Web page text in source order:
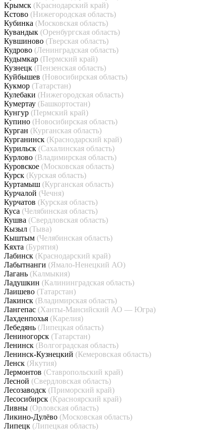
Крымск (Краснодарский край)
Кстово (Нижегородская область)
Кубинка (Московская область)
Кувандык (Оренбургская область)
Кувшиново (Тверская область)
Кудрово (Ленинградская область)
Кудымкар (Пермский край)
Кузнецк (Пензенская область)
Куйбышев (Новосибирская область)
Кукмор (Татарстан)
Кулебаки (Нижегородская область)
Кумертау (Башкортостан)
Кунгур (Пермский край)
Купино (Новосибирская область)
Курган (Курганская область)
Курганинск (Краснодарский край)
Курильск (Сахалинская область)
Курлово (Владимирская область)
Куровское (Московская область)
Курск (Курская область)
Куртамыш (Курганская область)
Курчалой (Чечня)
Курчатов (Курская область)
Куса (Челябинская область)
Кушва (Свердловская область)
Кызыл (Тыва)
Кыштым (Челябинская область)
Кяхта (Бурятия)
Лабинск (Краснодарский край)
Лабытнанги (Ямало-Ненецкий АО)
Лагань (Калмыкия)
Ладушкин (Калининградская область)
Лаишево (Татарстан)
Лакинск (Владимирская область)
Лангепас (Ханты-Мансийский АО — Югра)
Лахденпохья (Карелия)
Лебедянь (Липецкая область)
Лениногорск (Татарстан)
Ленинск (Волгоградская область)
Ленинск-Кузнецкий (Кемеровская область)
Ленск (Якутия)
Лермонтов (Ставропольский край)
Лесной (Свердловская область)
Лесозаводск (Приморский край)
Лесосибирск (Красноярский край)
Ливны (Орловская область)
Ликино-Дулёво (Московская область)
Липецк (Липецкая область)